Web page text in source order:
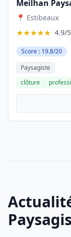
Meilhan
📍 Estibeaux
★★★★★ 4.9/5
Score : 19.8/20
Paysagiste
clôture